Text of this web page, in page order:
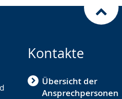
Kontakte
Übersicht der
Ansprechpersonen